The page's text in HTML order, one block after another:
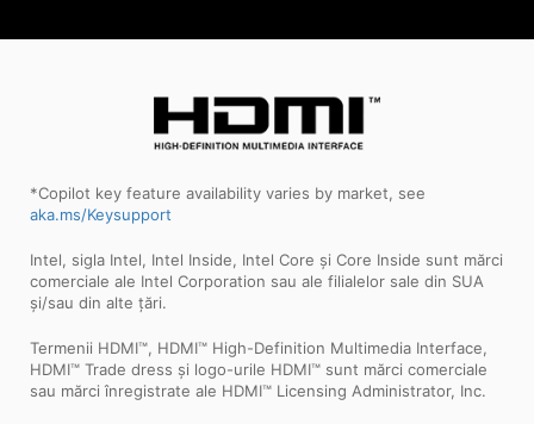
*Copilot key feature availability varies by market, see
aka.ms/Keysupport
Intel, sigla Intel, Intel Inside, Intel Core și Core Inside sunt mărci
comerciale ale Intel Corporation sau ale filialelor sale din SUA
și/sau din alte țări.
Termenii HDMI™, HDMI™ High-Definition Multimedia Interface,
HDMI™ Trade dress și logo-urile HDMI™ sunt mărci comerciale
sau mărci înregistrate ale HDMI™ Licensing Administrator, Inc.